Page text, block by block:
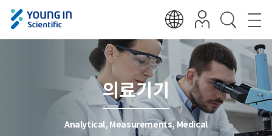
의료기기
Analytical, Measurements, Medical